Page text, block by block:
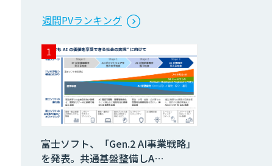
週間PVランキング
富士ソフト、「Gen.2 AI事業戦略」
を発表。共通基盤整備しA…